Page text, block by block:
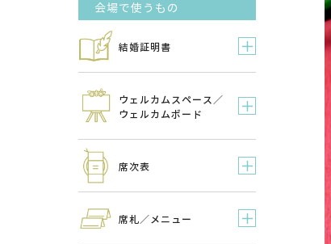
会場で使うもの
結婚証明書
ウェルカムスペース／
ウェルカムボード
席次表
席札／メニュー